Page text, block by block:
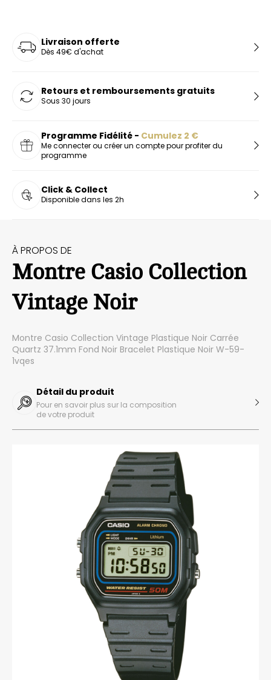
Livraison offerte
Dès 49€ d'achat
Retours et remboursements gratuits
Sous 30 jours
Programme Fidélité - Cumulez 2 €
Me connecter ou créer un compte pour profiter du
programme
Click & Collect
Disponible dans les 2h
À PROPOS DE
Montre Casio Collection
Vintage Noir
Montre Casio Collection Vintage Plastique Noir Carrée
Quartz 37.1mm Fond Noir Bracelet Plastique Noir W-59-
1vqes
Détail du produit
Pour en savoir plus sur la composition
de votre produit